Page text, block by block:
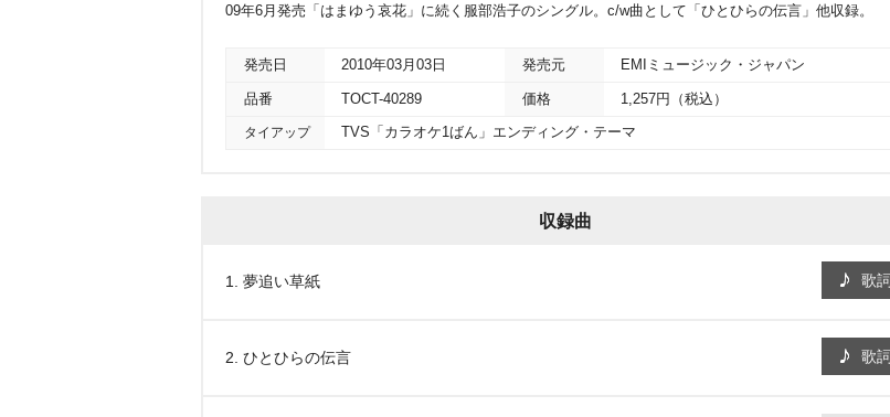
09年6月発売「はまゆう哀花」に続く服部浩子のシングル。c/w曲として「ひとひらの伝言」他収録。
発売日 2010年03月03日 発売元 EMIミュージック・ジャパン
品番 TOCT-40289 価格 1,257円（税込）
タイアップ TVS「カラオケ1ばん」エンディング・テーマ
収録曲
1. 夢追い草紙 歌詞
2. ひとひらの伝言 歌詞